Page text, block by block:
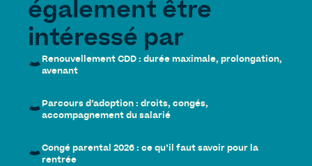
également être
intéressé par
Renouvellement CDD : durée maximale, prolongation,
avenant
Parcours d’adoption : droits, congés,
accompagnement du salarié
Congé parental 2026 : ce qu’il faut savoir pour la
rentrée